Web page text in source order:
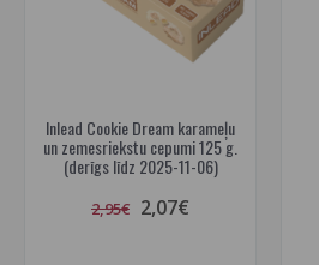
Inlead Cookie Dream karameļu
un zemesriekstu cepumi 125 g.
(derīgs līdz 2025-11-06)
2,95€ 2,07€